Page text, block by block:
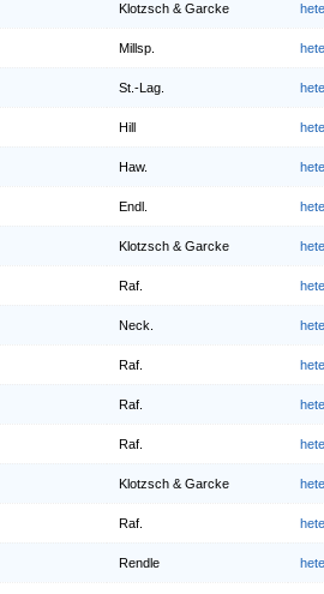
Klotzsch & Garcke
Millsp.
St.-Lag.
Hill
Haw.
Endl.
Klotzsch & Garcke
Raf.
Neck.
Raf.
Raf.
Raf.
Klotzsch & Garcke
Raf.
Rendle